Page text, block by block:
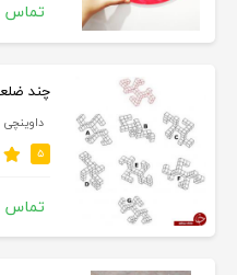
تماس
چند
داوینچی
۵
تماس